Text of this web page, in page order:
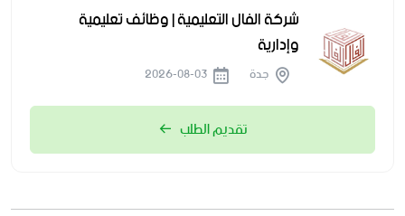
شركة الفال التعليمية | وظائف تعليمية
وإدارية
جدة
تقديم الطلب